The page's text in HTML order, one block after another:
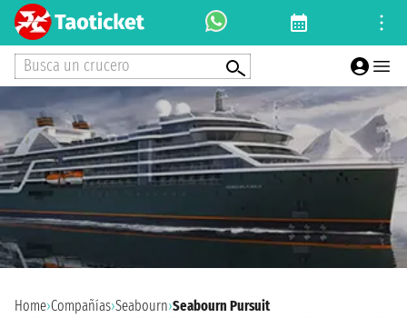
Busca un crucero
Home›Compañías›Seabourn›Seabourn Pursuit